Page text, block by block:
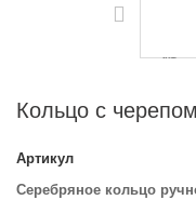
Кольцо с
Артикул
Серебряное кольцо